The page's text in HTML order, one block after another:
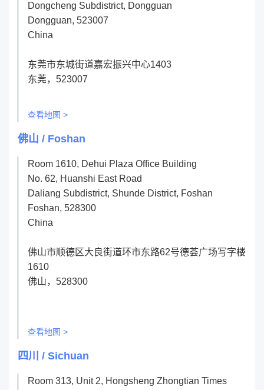
Dongcheng Subdistrict, Dongguan
Dongguan, 523007
China
东莞市东城街道嘉宏振兴中心1403
东莞，523007
查看地图 >
佛山 / Foshan
Room 1610, Dehui Plaza Office Building
No. 62, Huanshi East Road
Daliang Subdistrict, Shunde District, Foshan
Foshan, 528300
China
佛山市顺德区大良街道环市东路62号德荟广场写字楼
1610
佛山，528300
查看地图 >
四川 / Sichuan
Room 313, Unit 2, Hongsheng Zhongtian Times